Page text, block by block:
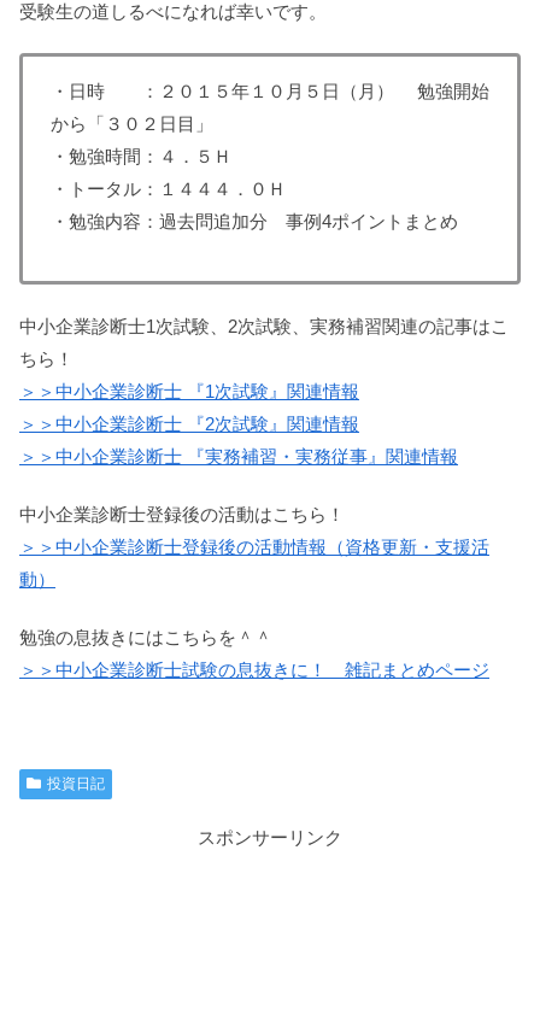
受験生の道しるべになれば幸いです。
・日時 ：２０１５年１０月５日（月） 勉強開始
から「３０２日目」
・勉強時間：４．５Ｈ
・トータル：１４４４．０Ｈ
・勉強内容：過去問追加分 事例4ポイントまとめ
中小企業診断士1次試験、2次試験、実務補習関連の記事はこ
ちら！
＞＞中小企業診断士 『1次試験』関連情報
＞＞中小企業診断士 『2次試験』関連情報
＞＞中小企業診断士 『実務補習・実務従事』関連情報
中小企業診断士登録後の活動はこちら！
＞＞中小企業診断士登録後の活動情報（資格更新・支援活
動）
勉強の息抜きにはこちらを＾＾
＞＞中小企業診断士試験の息抜きに！ 雑記まとめページ
投資日記
スポンサーリンク